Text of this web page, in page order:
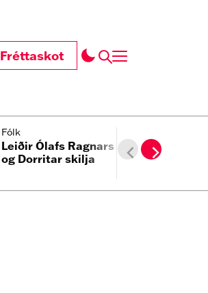
Fréttaskot
Fólk
Leiðir Ólafs Ragnars
og Dorritar skilja
6
Hæðst